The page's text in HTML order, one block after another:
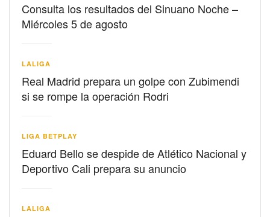
Consulta los resultados del Sinuano Noche –
Miércoles 5 de agosto
LALIGA
Real Madrid prepara un golpe con Zubimendi
si se rompe la operación Rodri
LIGA BETPLAY
Eduard Bello se despide de Atlético Nacional y
Deportivo Cali prepara su anuncio
LALIGA